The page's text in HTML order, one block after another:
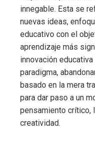
innegable. Esta se
nuevas ideas,
educativo con el
aprendizaje más
innovación
paradigma,
basado en la mera
para dar paso a un
pensamiento crítico,
creatividad.